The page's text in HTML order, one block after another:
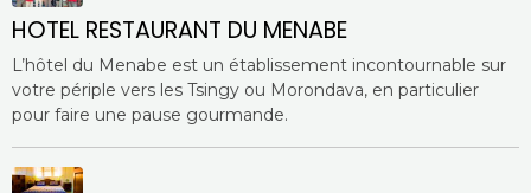
HOTEL RESTAURANT DU MENABE
L’hôtel du Menabe est un établissement incontournable sur
votre périple vers les Tsingy ou Morondava, en particulier
pour faire une pause gourmande.